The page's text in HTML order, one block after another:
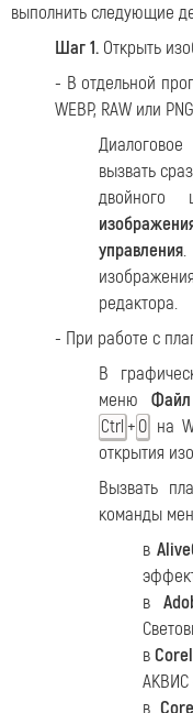
выполнить следующие
Шаг 1. Открыть
- В отдельной
WEBP, RAW или
вызвать
управления.
редактора.
- При работе с
В
меню
Ctrl + O на
открытия
Вызвать
команды
в
в
в
АКВИС